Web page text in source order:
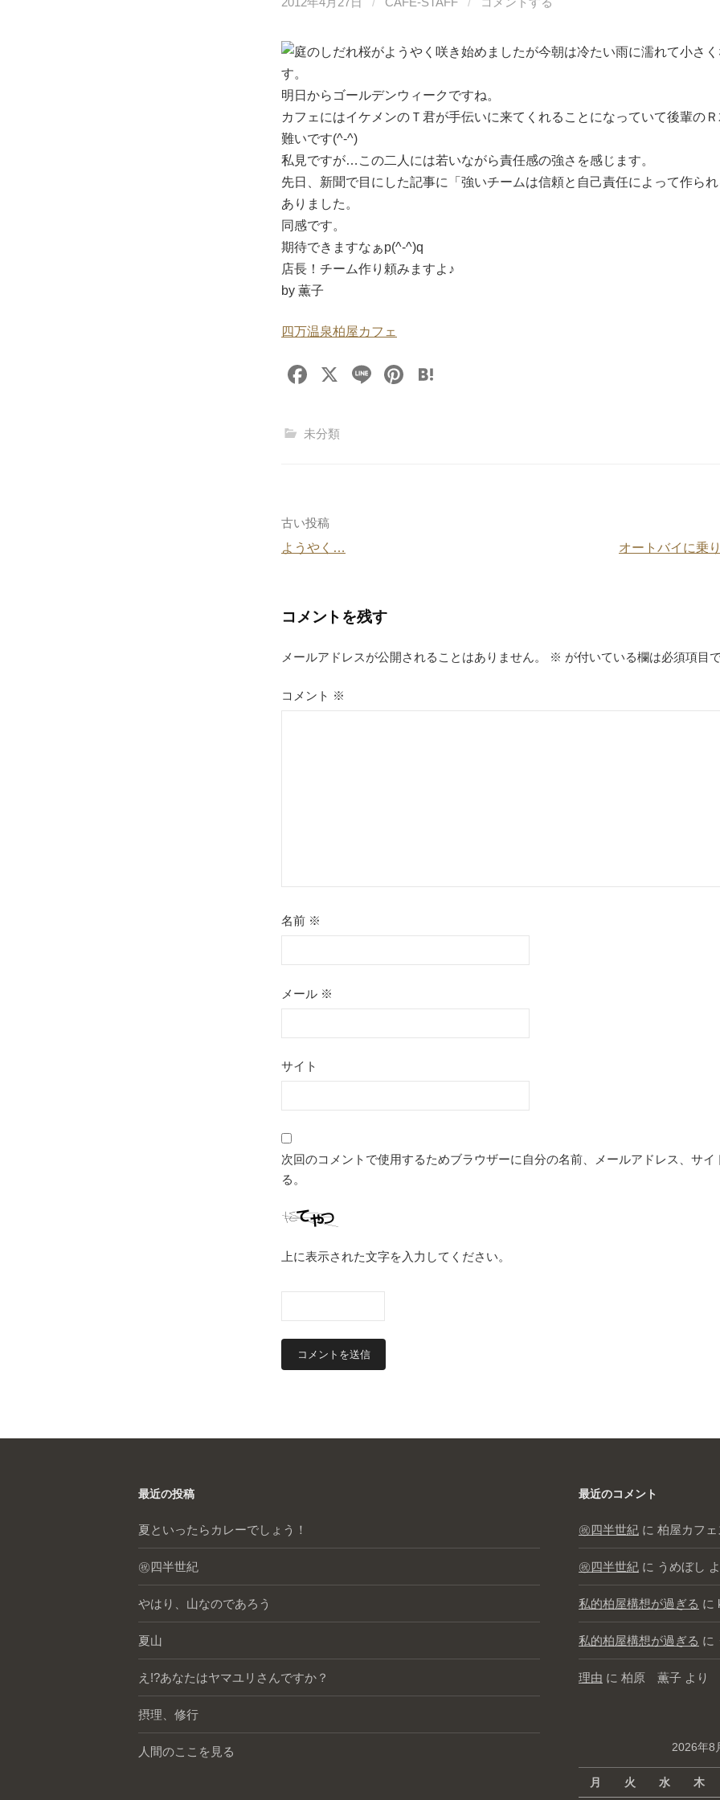
庭のしだれ桜がようやく咲き始めましたが今朝は冷たい雨に濡れて小さく
す。
明日からゴールデンウィークですね。
カフェにはイケメンのＴ君が手伝いに来てくれることになっていて後輩のＲ
難いです(^-^)
私見ですが…この二人には若いながら責任感の強さを感じます。
先日、新聞で目にした記事に「強いチームは信頼と自己責任によって作ら
ありました。
同感です。
期待できますなぁp(^-^)q
店長！チーム作り頼みますよ♪
by 薫子
四万温泉柏屋カフェ
F
c
o
k
X
Li
Pi
未分類
投
稿
ビ
ゲ
ー
古い投稿
ようやく…
オートバイに乗
コメントを残す
メールアドレスが公開されることはありません。 ※ が付いている欄は必須項目
コメント ※
名前 ※
メール ※
サイト
次回のコメントで使用するためブラウザーに自分の名前、メールアドレス、サイ
る。
上に表示された文字を入力してください。
最近の投稿
夏といったらカレーでしょう！
㊗️四半世紀
やはり、山なのであろう
夏山
え!?あなたはヤマユリさんですか？
摂理、修行
人間のここを見る
最近のコメント
㊗️四半世紀 に 柏屋カフェ
㊗️四半世紀 に うめぼし
私的柏屋構想が過ぎる に
私的柏屋構想が過ぎる に
理由 に 柏原 薫子 より
2026年8
月 火 水 木